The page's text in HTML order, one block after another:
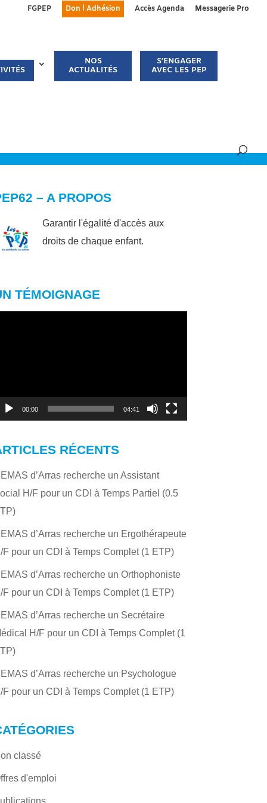
FGPEP Don | Adhésion Accès Agenda Messagerie Pro
NOS
ACTUALITÉS
S’ENGAGER
AVEC LES PEP
– A PROPOS
Garantir l'égalité d'accès aux
droits de chaque enfant.
TÉMOIGNAGE
00:00 04:41
RÉCENTS
d’Arras recherche un Assistant
H/F pour un CDI à Temps Partiel (0.5
d’Arras recherche un Ergothérapeute
F pour un CDI à Temps Complet (1 ETP)
d’Arras recherche un Orthophoniste
F pour un CDI à Temps Complet (1 ETP)
d’Arras recherche un Secrétaire
H/F pour un CDI à Temps Complet (1
d’Arras recherche un Psychologue
F pour un CDI à Temps Complet (1 ETP)
classé
d'emploi